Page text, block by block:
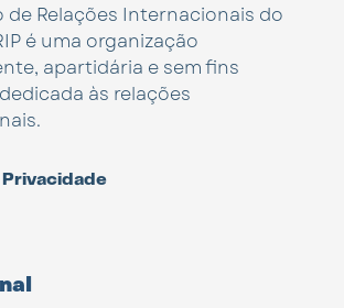
Relações Internacionais do
é uma organização
apartidária e sem fins
às relações